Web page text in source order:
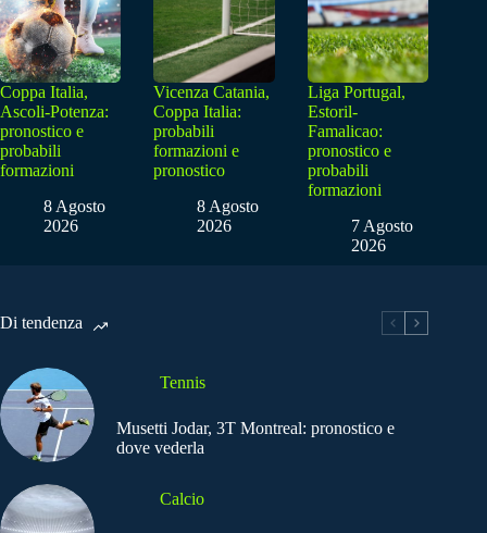
Coppa Italia,
Ascoli-Potenza:
pronostico e
probabili
formazioni
8 Agosto
2026
Vicenza Catania,
Coppa Italia:
probabili
formazioni e
pronostico
8 Agosto
2026
Liga Portugal,
Estoril-
Famalicao:
pronostico e
probabili
formazioni
7 Agosto
2026
Di tendenza
Tennis
Musetti Jodar, 3T Montreal: pronostico e
dove vederla
Calcio